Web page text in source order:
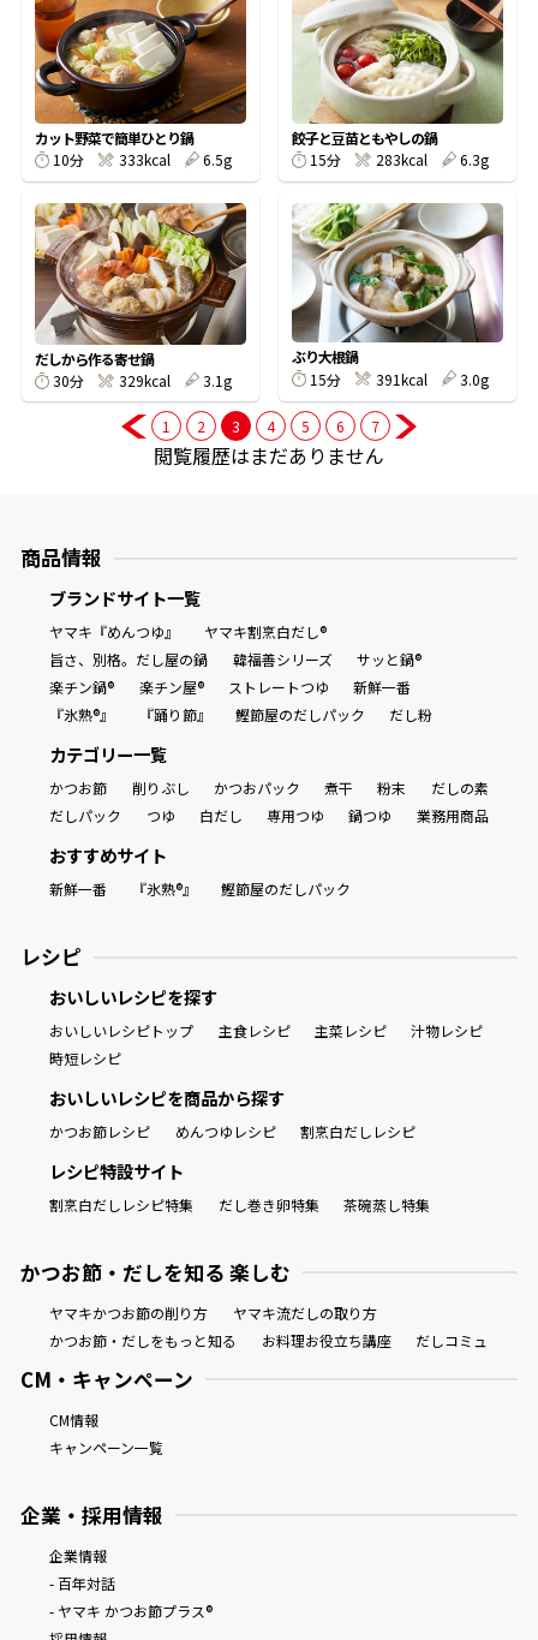
商品情報一覧
おすすめサイト
新鮮一番
氷熟®︎
だしパック
カット野菜で簡単ひとり鍋
10分
333kcal 6.5g
餃子と豆苗ともやしの鍋
15分
283kcal 6.3g
だしから作る寄せ鍋
30分
329kcal 3.1g
ぶり大根鍋
15分
391kcal 3.0g
1 2 3 4 5 6 7
閲覧履歴はまだありません
商品情報
ブランドサイト一覧
ヤマキ『めんつゆ』
ヤマキ割烹白だし®
旨さ、別格。だし屋の鍋
韓福善シリーズ
サッと鍋®
楽チン鍋®
楽チン屋® ストレートつゆ
新鮮一番
『氷熟®』
『踊り節』 鰹節屋のだしパック だし粉
カテゴリー一覧
かつお節 削りぶし かつおパック 煮干 粉末
だしの素
だしパック
つゆ 白だし 専用つゆ 鍋つゆ 業務用商品
おすすめサイト
新鮮一番 『氷熟®』 鰹節屋のだしパック
レシピ
おいしいレシピを探す
おいしいレシピトップ 主食レシピ 主菜レシピ
汁物レシピ
時短レシピ
おいしいレシピを商品から探す
かつお節レシピ めんつゆレシピ 割烹白だしレシピ
レシピ特設サイト
割烹白だしレシピ特集 だし巻き卵特集 茶碗蒸し特集
かつお節・だしを知る 楽しむ
ヤマキかつお節の削り方
ヤマキ流だしの取り方
かつお節・だしをもっと知る
お料理お役立ち講座 だしコミュ
CM・キャンペーン
CM情報
キャンペーン一覧
企業・採用情報
企業情報
- 百年対話
- ヤマキ かつお節プラス®